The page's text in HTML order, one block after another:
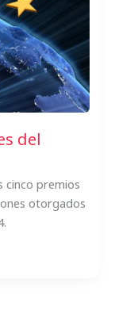
del
cinco premios
otorgados